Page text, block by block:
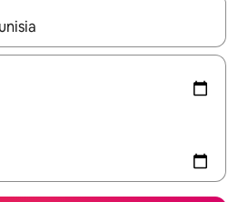
môžete si ich prechádzať